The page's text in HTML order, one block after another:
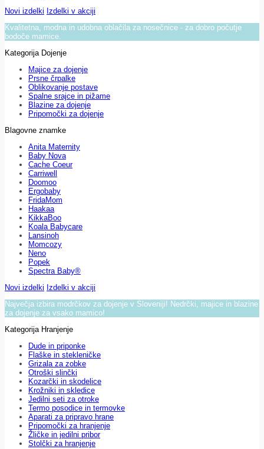
Novi izdelki Izdelki v akciji
Kvalitetna, modna in udobna oblačila za nosečnice - za dobro počutje
bodoče mamice.
Kategorija Dojenje
Majice za dojenje
Prsne črpalke
Oblikovanje postave
Spalne srajce in pižame
Blazine za dojenje
Pripomočki za dojenje
Blagovne znamke
Anita Maternity
Baby Nova
Cache Coeur
Carriwell
Doomoo
Ergobaby
FridaMom
Haakaa
KikkaBoo
Koala Babycare
Lansinoh
Momcozy
Neno
Popek
Spectra Baby®
Novi izdelki Izdelki v akciji
Največja izbira modrčkov za dojenje v Sloveniji! Nedrčki, majice in blazine
za dojenje za vsako mamico!
Kategorija Hranjenje
Dude in priponke
Flaške in stekleničke
Grizala za zobke
Otroški slinčki
Kozarčki in skodelice
Krožniki in skledice
Jedilni seti za otroke
Termo posodice in termovke
Aparati za pripravo hrane
Pripomočki za hranjenje
Žličke in jedilni pribor
Stolčki za hranjenje